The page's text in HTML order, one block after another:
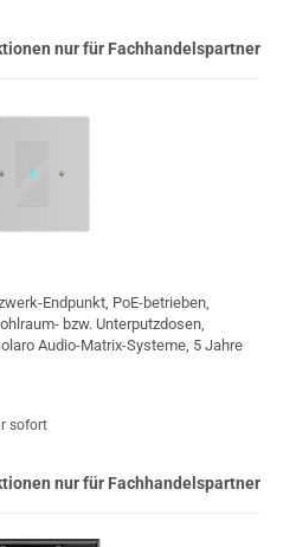
nur für Fachhandelspartner
Endpunkt, PoE-betrieben,
bzw. Unterputzdosen,
Audio-Matrix-Systeme, 5 Jahre
sofort
nur für Fachhandelspartner